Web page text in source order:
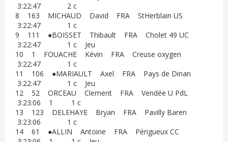
3:22:47 2 c
8 163 MICHAUD David FRA StHerblain US
3:22:47 1 c
9 111 ●BOISSET Thibault FRA Cholet 49 UC
3:22:47 1 c Jeu
10 1 FOUACHE Kévin FRA Creuse oxygen
3:22:47 1 c
11 106 ●MARIAULT Axel FRA Pays de Dinan
3:22:47 1 c Jeu
12 52 ORCEAU Clement FRA Vendée U PdL
3:23:06 1 1 c
13 123 DELEHAYE Bryan FRA Pavilly Baren
3:23:06 1 c
14 61 ●ALLIN Antoine FRA Périgueux CC